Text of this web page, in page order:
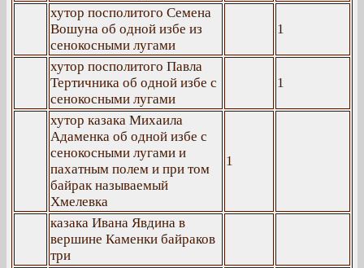
хутор посполитого Семена
Вошуна об одной избе из
сенокосными лугами
1
хутор посполитого Павла
Тертичника об одной избе с
сенокосными лугами
1
хутор казака Михаила
Адаменка об одной избе с
сенокосными лугами и
пахатным полем и при том
байрак называемый
Хмелевка
1
казака Ивана Явдина в
вершине Каменки байраков
три